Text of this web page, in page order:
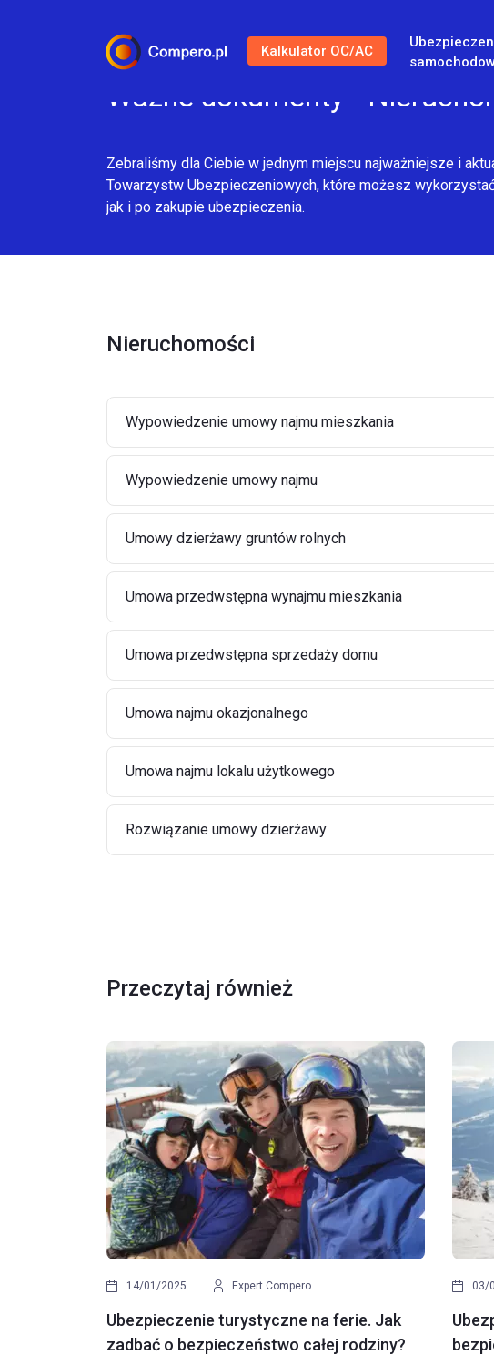
Kalkulator OC/AC
Ważne dokumenty -
Zebraliśmy dla Ciebie w jednym miejscu najważniejsze i
Towarzystw Ubezpieczeniowych, które możesz
jak i po zakupie ubezpieczenia.
Nieruchomości
Wypowiedzenie umowy najmu mieszkania
Wypowiedzenie umowy najmu
Umowy dzierżawy gruntów rolnych
Umowa przedwstępna wynajmu mieszkania
Umowa przedwstępna sprzedaży domu
Umowa najmu okazjonalnego
Umowa najmu lokalu użytkowego
Rozwiązanie umowy dzierżawy
Przeczytaj również
14/01/2025 Expert Compero
Ubezpieczenie turystyczne na ferie. Jak
zadbać o bezpieczeństwo całej rodziny?
03/